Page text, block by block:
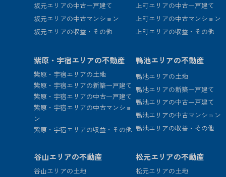
坂元エリアの中古一戸建て
坂元エリアの中古マンション
坂元エリアの収益・その他
上町エリアの中古一戸建て
上町エリアの中古マンション
上町エリアの収益・その他
紫原・宇宿エリアの不動産
紫原・宇宿エリアの土地
紫原・宇宿エリアの新築一戸建て
紫原・宇宿エリアの中古一戸建て
紫原・宇宿エリアの中古マンショ
ン
紫原・宇宿エリアの収益・その他
鴨池エリアの不動産
鴨池エリアの土地
鴨池エリアの新築一戸建て
鴨池エリアの中古一戸建て
鴨池エリアの中古マンション
鴨池エリアの収益・その他
谷山エリアの不動産
谷山エリアの土地
松元エリアの不動産
松元エリアの土地